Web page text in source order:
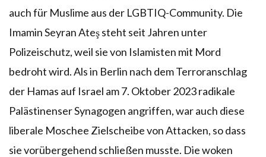
auch für Muslime aus der LGBTIQ-Community. Die
Imamin Seyran Ateş steht seit Jahren unter
Polizeischutz, weil sie von Islamisten mit Mord
bedroht wird. Als in Berlin nach dem Terroranschlag
der Hamas auf Israel am 7. Oktober 2023 radikale
Palästinenser Synagogen angriffen, war auch diese
liberale Moschee Zielscheibe von Attacken, so dass
sie vorübergehend schließen musste. Die woken